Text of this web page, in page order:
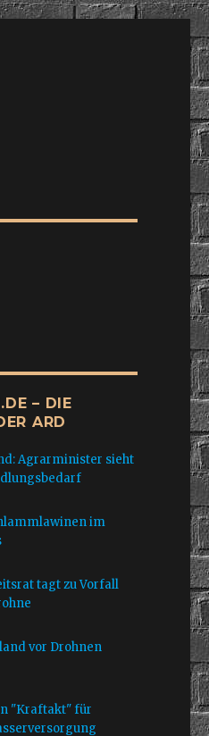
– DIE
ARD
Agrarminister sieht
im
tagt zu Vorfall
vor Drohnen
"Kraftakt" für